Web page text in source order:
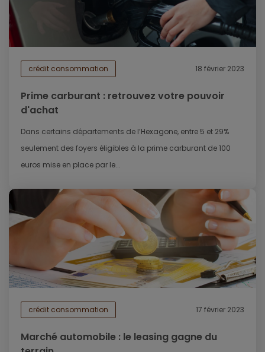
crédit consommation 18 février 2023
Prime carburant : retrouvez votre pouvoir
d'achat
Dans certains départements de l’Hexagone, entre 5 et 29%
seulement des foyers éligibles à la prime carburant de 100
euros mise en place par le...
crédit consommation 17 février 2023
Marché automobile : le leasing gagne du